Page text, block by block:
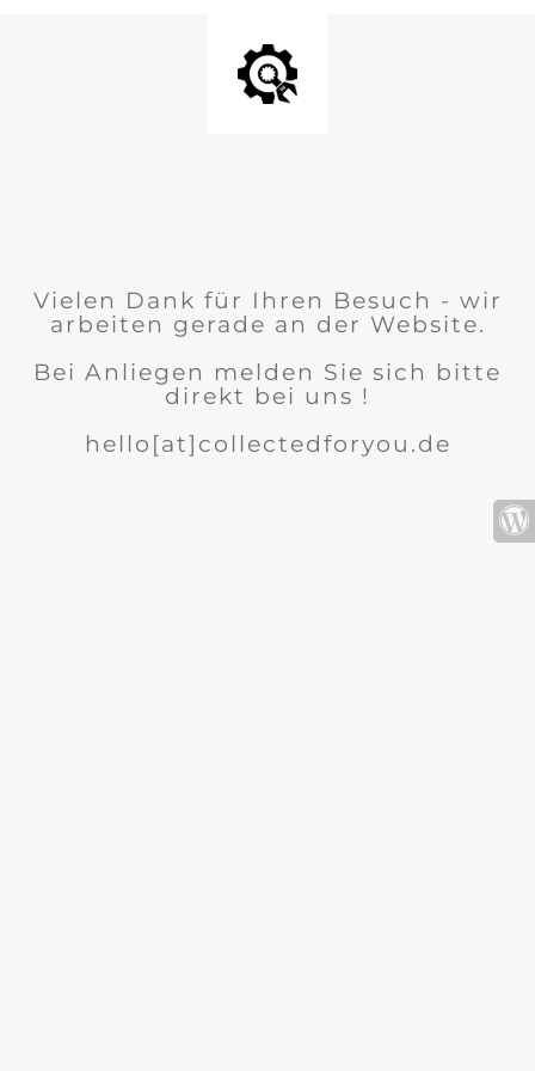
Vielen Dank für Ihren Besuch - wir
arbeiten gerade an der Website.
Bei Anliegen melden Sie sich bitte
direkt bei uns !
hello[at]collectedforyou.de